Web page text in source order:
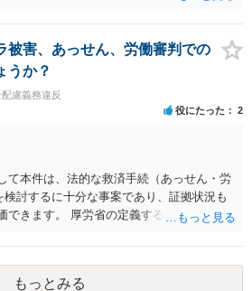
よろしいと思います。弁護士によって方
み込んだものとなり、関係者も閲覧する可
くは、直接お近くの弁護士にご相談される
被害、あっせん、労働審判での
うか？
慮義務違反
役にたった 2
て本件は、法的な救済手続（あっせん・労
討するに十分な事案であり、証拠状況も
できます。 厚労省の定義するパワーハラス
える行為とされています。 あなたのケー
を満たす可能性が高いです。 上記①は問題
あなたの記載内容には、典型的なハラス
もっとみる